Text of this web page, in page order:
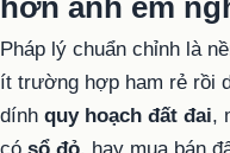
hơn anh em
Pháp lý chuẩn chỉnh là
ít trường hợp ham rẻ rồi
dính quy hoạch đất đai,